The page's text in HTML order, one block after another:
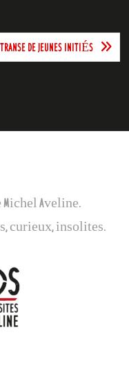
TRANSE DE JEUNES INITIÉS
Michel Aveline.
curieux, insolites.